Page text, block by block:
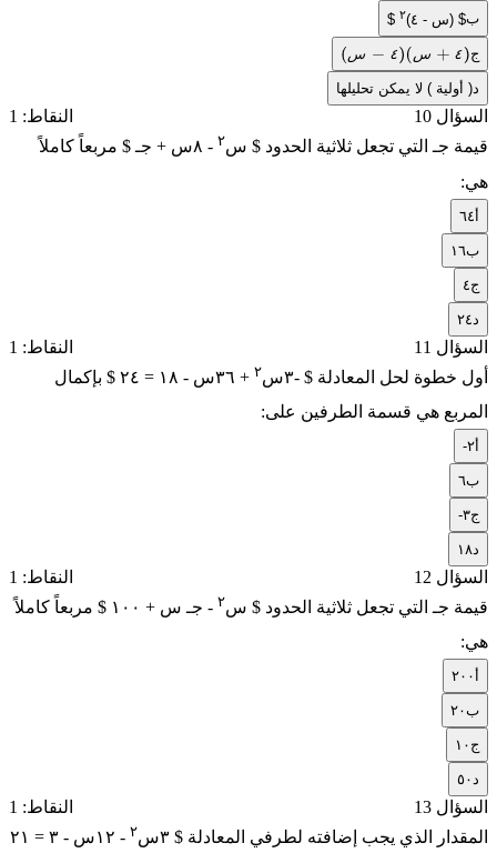
ب$ (س - ٤) ٢$
ج س ٤ س ٤ ( س−٤) س +٤
)
( أولية ) لا يمكن تحليلها
السؤال 10
النقاط: 1
قيمة جـ التي تجعل ثلاثية الحدود $ س ٢
- ٨س + جـ $ مربعاً كاملاً
هي:
٦٤
ب١٦
ج٤
٢٤
السؤال 11
النقاط: 1
أول خطوة لحل المعادلة $ -٣س
٢
+ ٣٦س - ١٨ = ٢٤ $ بإكمال
المربع هي قسمة الطرفين على:
-٢
ب٦
ج-٣
١٨
السؤال 12
النقاط: 1
قيمة جـ التي تجعل ثلاثية الحدود $ س ٢
- جـ س + ١٠٠ $ مربعاً كاملاً
هي:
٢٠٠
ب٢٠
ج١٠
٥٠
السؤال 13
النقاط: 1
المقدار الذي يجب إضافته لطرفي المعادلة $ ٣س
٢
- ١٢س - ٣ = ٢١